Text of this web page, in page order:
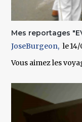
Mes reportages
JoseBurgeon
Vous aimez les